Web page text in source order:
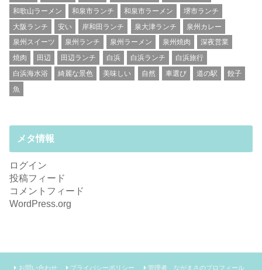
和歌山ラーメン
和泉市ランチ 和泉市ラーメン
堺市ランチ
大阪ランチ
安い 岸和田ランチ 泉大津ランチ
泉州カレー
泉州スイーツ
泉州ランチ 泉州ラーメン 泉州焼肉
深夜営業
焼肉
田辺 田辺ランチ 白浜 白浜ランチ
白浜旅行
白浜海水浴
綺麗な景色 美味しい 自然 車選び 道の駅
餃子
魚
メタ情報
ログイン
投稿フィード
コメントフィード
WordPress.org
お問い合わせ プライバシーポリシー 管理者 ながまさのプロフィール